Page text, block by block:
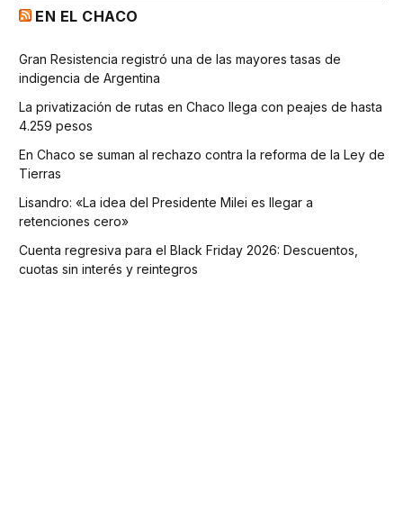
EN EL CHACO
Gran Resistencia registró una de las mayores tasas de
indigencia de Argentina
La privatización de rutas en Chaco llega con peajes de hasta
4.259 pesos
En Chaco se suman al rechazo contra la reforma de la Ley de
Tierras
Lisandro: «La idea del Presidente Milei es llegar a
retenciones cero»
Cuenta regresiva para el Black Friday 2026: Descuentos,
cuotas sin interés y reintegros